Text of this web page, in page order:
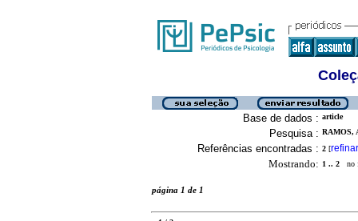
Base de dados : article
Pesquisa : RAMOS,
Referências encontradas : 2 [refinar
Mostrando: 1 .. 2 no
página 1 de 1